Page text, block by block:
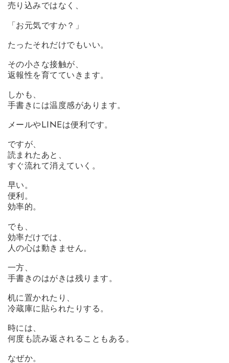
売り込みではなく、
「お元気ですか？」
たったそれだけでもいい。
その小さな接触が、
返報性を育てていきます。
しかも、
手書きには温度感があります。
メールやLINEは便利です。
ですが、
読まれたあと、
すぐ流れて消えていく。
早い。
便利。
効率的。
でも、
効率だけでは、
人の心は動きません。
一方、
手書きのはがきは残ります。
机に置かれたり、
冷蔵庫に貼られたりする。
時には、
何度も読み返されることもある。
なぜか。